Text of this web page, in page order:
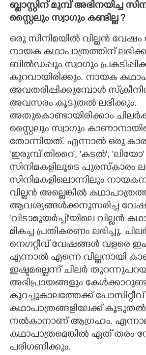
ബ്ലാസ്റ്റിന് മുമ്പ് അഭിനയിച്ച
സ്റ്റൈലും സ്വാഗും കണ്ടില്ല ?
ഒരു സിനിമയിൽ വില്ലൻ
നായക കഥാപാത്രത്തിന്
ബിൽഡപ്പും സ്വാഗും
കുറവായിരിക്കും. നായക
അവതരിപ്പിക്കുമ്പോൾ
അവസരം കൂടുതൽ ലഭിക്കും.
അതുകൊണ്ടായിരിക്കാം
സ്റ്റൈലും സ്വാഗും
തോന്നിയത്. എന്നാൽ ഒരു
'ഇരുമ്പ് തിറൈ', 'കടൽ', 'ലിയോ'
സിനിമകളിലൂടെ പുരസ്കാരം
സിനിമകളിലൊന്നിലും
വില്ലൻ അല്ലെങ്കിൽ
ആവശ്യങ്ങൾക്കനുസരിച്ച
'വിടാമുയർച്ചി'യിലെ വില്ലൻ
മികച്ച പ്രതികരണം ലഭിച്ചു.
നെഗറ്റീവ് വേഷങ്ങൾ വളരെ
എന്നാൽ എന്നെ വില്ലനായി
ഇഷ്ടമല്ലെന്ന് ചിലർ
അഭിപ്രായങ്ങളും
കുറച്ചുകാലത്തേക്ക് പോസിറ്റീവ്
കഥാപാത്രങ്ങളിലേക്ക് കൂടുതൽ
നൽകാനാണ് ആഗ്രഹം.
കഥാപാത്രമെങ്കിൽ ഏത് തരം
പരിഗണിക്കും.